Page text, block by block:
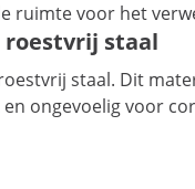
ruimte voor het
staal
staal. Dit
ongevoelig voor